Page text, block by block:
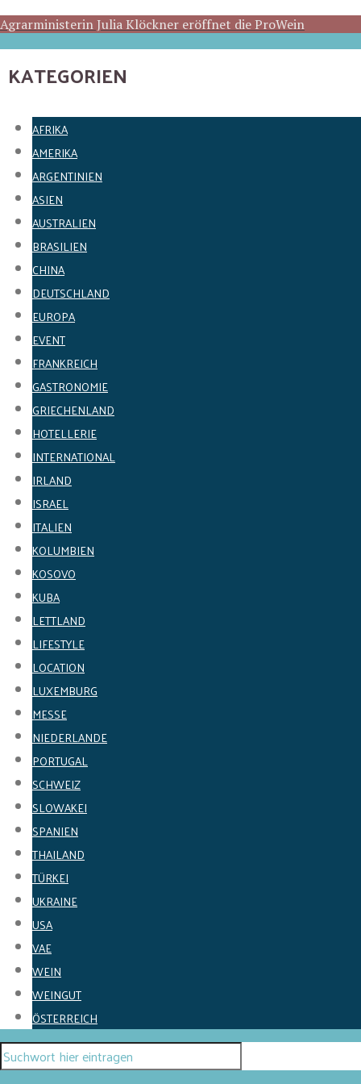
Agrarministerin Julia Klöckner eröffnet die ProWein
KATEGORIEN
AFRIKA
AMERIKA
ARGENTINIEN
ASIEN
AUSTRALIEN
BRASILIEN
CHINA
DEUTSCHLAND
EUROPA
EVENT
FRANKREICH
GASTRONOMIE
GRIECHENLAND
HOTELLERIE
INTERNATIONAL
IRLAND
ISRAEL
ITALIEN
KOLUMBIEN
KOSOVO
KUBA
LETTLAND
LIFESTYLE
LOCATION
LUXEMBURG
MESSE
NIEDERLANDE
PORTUGAL
SCHWEIZ
SLOWAKEI
SPANIEN
THAILAND
TÜRKEI
UKRAINE
USA
VAE
WEIN
WEINGUT
ÖSTERREICH